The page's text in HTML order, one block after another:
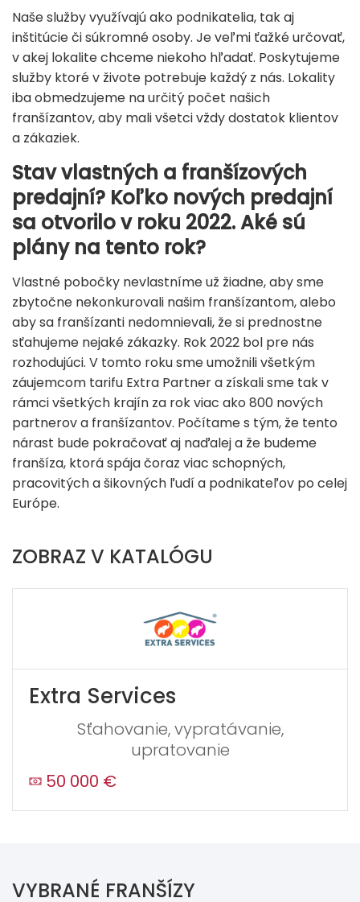
Naše služby využívajú ako podnikatelia, tak aj
inštitúcie či súkromné ​​osoby. Je veľmi ťažké určovať,
v akej lokalite chceme niekoho hľadať. Poskytujeme
služby ktoré v živote potrebuje každý z nás. Lokality
iba obmedzujeme na určitý počet našich
franšízantov, aby mali všetci vždy dostatok klientov
a zákaziek.
Stav vlastných a franšízových
predajní? Koľko nových predajní
sa otvorilo v roku 2022. Aké sú
plány na tento rok?
Vlastné pobočky nevlastníme už žiadne, aby sme
zbytočne nekonkurovali našim franšízantom, alebo
aby sa franšízanti nedomnievali, že si prednostne
sťahujeme nejaké zákazky. Rok 2022 bol pre nás
rozhodujúci. V tomto roku sme umožnili všetkým
záujemcom tarifu Extra Partner a získali sme tak v
rámci všetkých krajín za rok viac ako 800 nových
partnerov a franšízantov. Počítame s tým, že tento
nárast bude pokračovať aj naďalej a že budeme
franšíza, ktorá spája čoraz viac schopných,
pracovitých a šikovných ľudí a podnikateľov po celej
Európe.
ZOBRAZ V KATALÓGU
Extra Services
Sťahovanie, vypratávanie,
upratovanie
50 000 €
VYBRANÉ FRANŠÍZY